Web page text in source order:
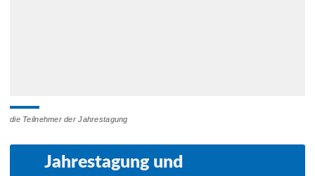
die Teilnehmer der Jahrestagung
Jahrestagung und